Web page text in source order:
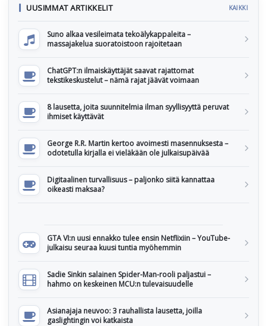
UUSIMMAT ARTIKKELIT KAIKKI
Suno alkaa vesileimata tekoälykappaleita –
massajakelua suoratoistoon rajoitetaan
ChatGPT:n ilmaiskäyttäjät saavat rajattomat
tekstikeskustelut – nämä rajat jäävät voimaan
8 lausetta, joita suunnitelmia ilman syyllisyyttä peruvat
ihmiset käyttävät
George R.R. Martin kertoo avoimesti masennuksesta –
odotetulla kirjalla ei vieläkään ole julkaisupäivää
Digitaalinen turvallisuus – paljonko siitä kannattaa
oikeasti maksaa?
GTA VI:n uusi ennakko tulee ensin Netflixiin – YouTube-
julkaisu seuraa kuusi tuntia myöhemmin
Sadie Sinkin salainen Spider-Man-rooli paljastui –
hahmo on keskeinen MCU:n tulevaisuudelle
Asianajaja neuvoo: 3 rauhallista lausetta, joilla
gaslightingin voi katkaista